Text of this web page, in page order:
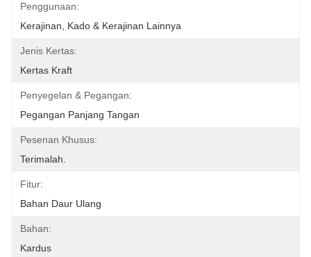
Penggunaan:
Kerajinan, Kado & Kerajinan Lainnya
Jenis Kertas:
Kertas Kraft
Penyegelan & Pegangan:
Pegangan Panjang Tangan
Pesenan Khusus:
Terimalah.
Fitur:
Bahan Daur Ulang
Bahan:
Kardus